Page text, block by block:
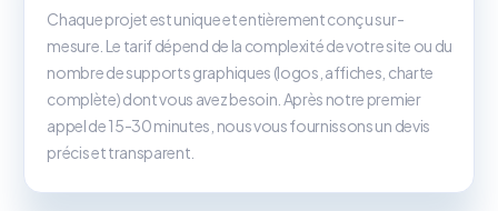
Chaque projet est unique et entièrement conçu sur-
mesure. Le tarif dépend de la complexité de votre site ou du
nombre de supports graphiques (logos, affiches, charte
complète) dont vous avez besoin. Après notre premier
appel de 15-30 minutes, nous vous fournissons un devis
précis et transparent.